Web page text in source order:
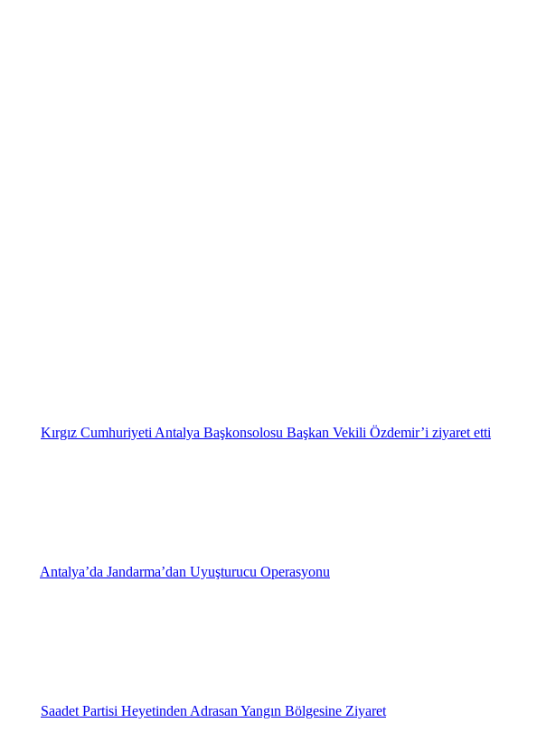
Kırgız Cumhuriyeti Antalya Başkonsolosu Başkan Vekili Özdemir’i ziyaret etti
Antalya’da Jandarma’dan Uyuşturucu Operasyonu
Saadet Partisi Heyetinden Adrasan Yangın Bölgesine Ziyaret